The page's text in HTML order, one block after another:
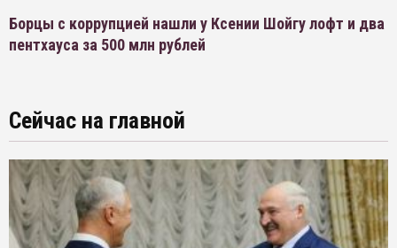
Борцы с коррупцией нашли у Ксении Шойгу лофт и два
пентхауса за 500 млн рублей
Сейчас на главной